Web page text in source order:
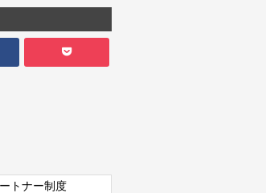
トナー制度